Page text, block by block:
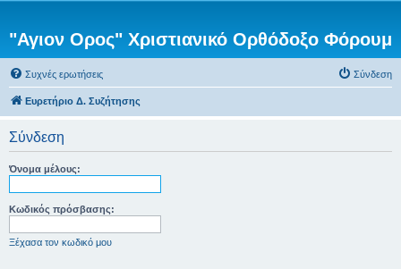
"Αγιον Ορος" Χριστιανικό Ορθόδοξο Φόρουμ
Συχνές ερωτήσεις Σύνδεση
Ευρετήριο Δ. Συζήτησης
Σύνδεση
Όνομα μέλους:
Κωδικός πρόσβασης:
Ξέχασα τον κωδικό μου